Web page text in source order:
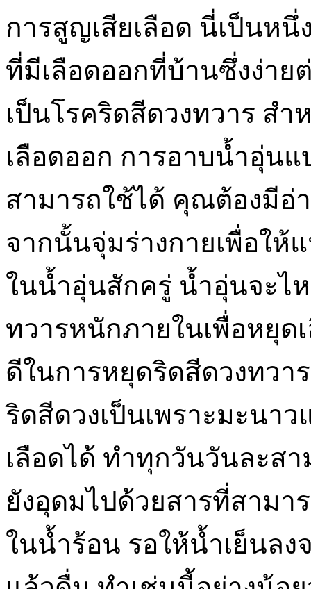
การสูญเสียเลือด นี่เป็นห
ที่มีเลือดออกที่บ้านซึ่งง่า
เป็นโรคริดสีดวงทวาร ส
เลือดออก การอาบน้ำอุ่น
สามารถใช้ได้ คุณต้องมีอ่
จากนั้นจุ่มร่างกายเพื่อให้
ในน้ำอุ่นสักครู่ น้ำอุ่นจะไ
ทวารหนักภายในเพื่อหยุ
ดีในการหยุดริดสีดวงทวา
ริดสีดวงเป็นเพราะมะนา
เลือดได้ ทำทุกวันวันละส
ยังอุดมไปด้วยสารที่สามา
ในน้ำร้อน รอให้น้ำเย็นล